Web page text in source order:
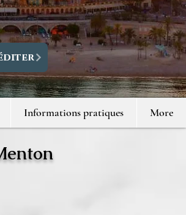
Informations pratiques More